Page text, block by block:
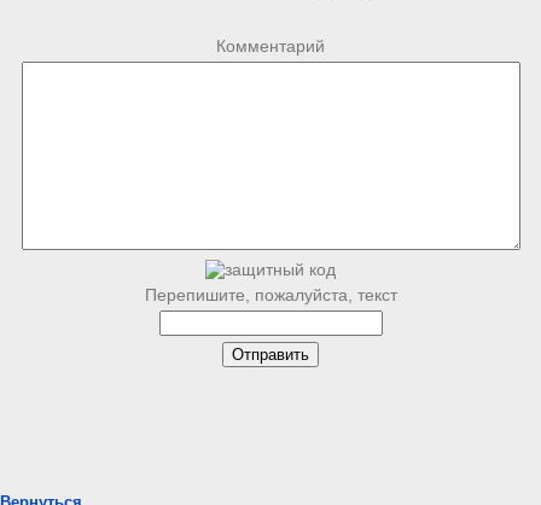
Комментарий
Перепишите, пожалуйста, текст